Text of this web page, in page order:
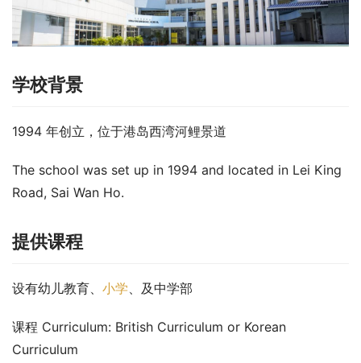
学校背景
1994 年创立，位于港岛西湾河鲤景道
The school was set up in 1994 and located in Lei King
Road, Sai Wan Ho.
提供课程
设有幼儿教育、 小学、及中学部
课程 Curriculum: British Curriculum or Korean
Curriculum